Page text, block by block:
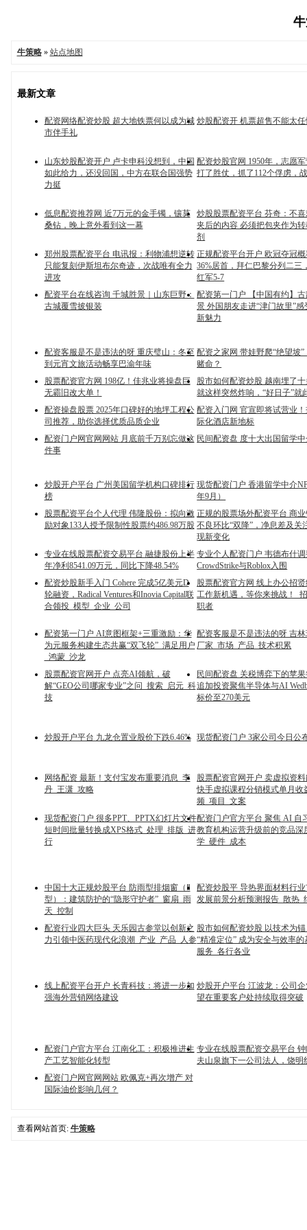
牛策略» 站点地图
最新文章
配资网络配资炒股 超大地铁票何以成为城
市伴手礼
炒股配资开 机票超售不能太
山东炒股配资开户 卢卡申科没想到，中国
如此给力，还没回国，中方在联合国强势
力挺
配资炒股官网 1950年，志愿
打了胜仗，抓了112个俘虏，
低息配资推荐网 近7万元的金手镯，镶莫
桑钻，晚上意外看到这一幕
炒股股票配资平台 芬奇：不
夹后的内容 必须把包夹作为
剂
郑州股票配资平台 电讯报：利物浦想逆转
只能复刻伊斯坦布尔奇迹，次战唯有全力
进攻
正规配资平台开户 欧冠夺冠
36%居首，拜仁巴黎分列二三
红军5-7
配资平台在线咨询 千城胜景｜山东巨野：
古城覆雪披银装
配资第一门户 【中国有约】
景 外国朋友走进“津门故里”
新魅力
配资客服是不是违法的呀 重庆璧山：冬至
到元宵文旅活动畅享巴渝年味
配资之家网 带娃野爬“绝望坡
赌命？
股票配资官方网 198亿！佳兆业将操盘巨
无霸旧改大单！
股市如何配资炒股 越南埋了
就这样突然炸响，“好日子”就
配资操盘股票 2025年口碑好的地坪工程公
司推荐，助你选择优质品质企业
配资入门网 官宣即将试营业
际化酒店新地标
配资门户网官网网站 月底前千万别忘做这
件事
民间配资盘 度十大出国留学
炒股开户平台 广州美国留学机构口碑排行
榜
现货配资门户 香港留学中介
年9月）
股票配资平台个人代理 伟隆股份：拟向激
励对象133人授予限制性股票约486.98万股
正规的股票场外配资平台 商
不良环比“双降”，净息差及关
现新变化
专业在线股票配资交易平台 融捷股份上半
年净利8541.09万元，同比下降48.54%
专业个人配资门户 韦德布什
CrowdStrike与Roblox入围
配资炒股新手入门 Cohere 完成5亿美元D
轮融资，Radical Ventures和Inovia Capital联
合领投_模型_企业_公司
股票配资官方网 线上办公招
工作新机遇，等你来挑战！_
职者
配资第一门户 AI意图框架+三重激励：华
为元服务构建生态共赢“双飞轮”_满足用户
_鸿蒙_沙龙
配资客服是不是违法的呀 吉
厂家_市场_产品_技术积累
股票配资官网开户 点亮AI领航，破
解“GEO公司哪家专业”之问_搜索_启元_科
技
民间配资盘 关税博弈下的苹
追加投资聚焦半导体与AI
标价至270美元
炒股开户平台 九龙仓置业股价下跌6.46% 现货配资门户 3家公司今日公
网络配资 最新！支付宝发布重要消息_李
丹_王潇_攻略
股票配资官网开户 卖虚拟资
快手虚拟课程分销模式单月收
频_项目_文案
现货配资门户 很多PPT、PPTX幻灯片文件
短时间批量转换成XPS格式_处理_排版_进
行
配资门户官方平台 聚焦 AI 自
教育机构运营升级前的竞品深
学_硬件_成本
中国十大正规炒股平台 防雨型排烟窗（Ⅱ
型）：建筑防护的“隐形守护者”_窗扇_雨
天_控制
配资炒股平 导热界面材料行
发展前景分析预测报告_散热_
配资行业四大巨头 天乐园古参堂以创新之
力引领中医药现代化浪潮_产业_产品_人参
股市如何配资炒股 以技术为
“精准定位” 成为安全与效率的
服务_各行各业
线上配资平台开户 长青科技：将进一步加
强海外营销网络建设
炒股开户平台 江波龙：公司
望在重要客户处持续取得突破
配资门户官方平台 江南化工：积极推进生
产工艺智能化转型
专业在线股票配资交易平台
夫山泉旗下一公司法人，饶明
配资门户网官网网站 欧佩克+再次增产 对
国际油价影响几何？
查看网站首页: 牛策略